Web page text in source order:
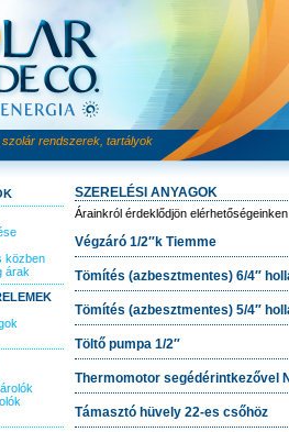
rendszerek, tartályok
közben
árak
SZERELÉSI ANYAGOK
Árainkról érdeklődjön
Végzáró 1/2″k Tiemme
Tömítés (azbesztmentes) 6/4″
Tömítés (azbesztmentes) 5/4″
Töltő pumpa 1/2″
Thermomotor segédérintkezővel
Támasztó hüvely 22-es csőhöz